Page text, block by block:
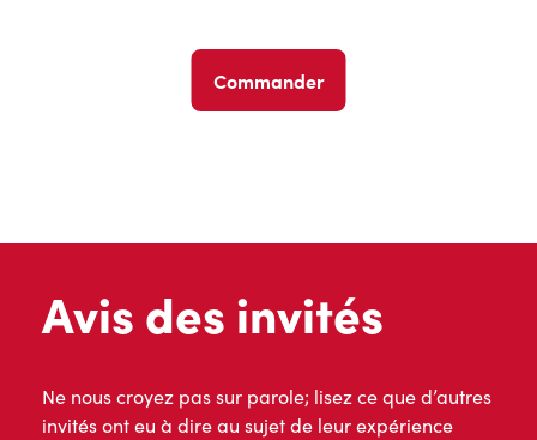
Commander
Avis des invités
Ne nous croyez pas sur parole; lisez ce que d’autres
invités ont eu à dire au sujet de leur expérience